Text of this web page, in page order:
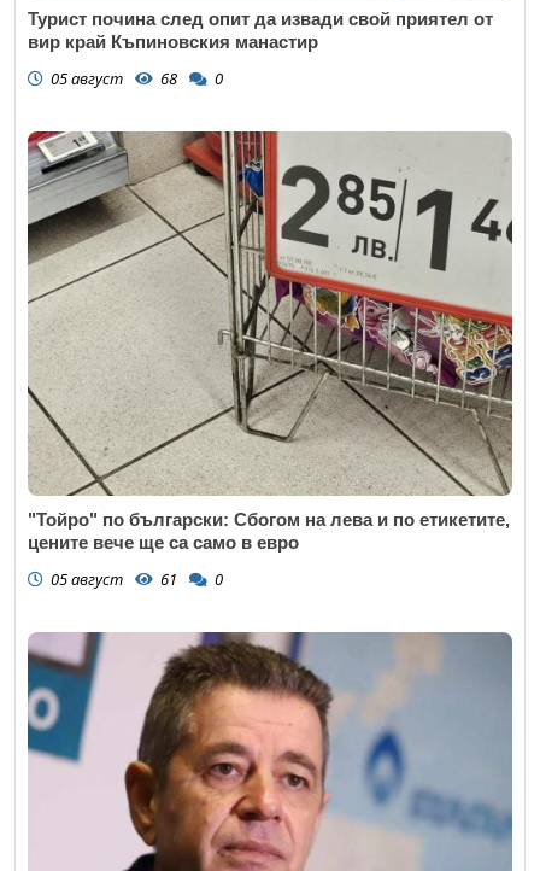
Турист почина след опит да извади свой приятел от
вир край Къпиновския манастир
05 август 68 0
"Тойро" по български: Сбогом на лева и по етикетите,
цените вече ще са само в евро
05 август 61 0